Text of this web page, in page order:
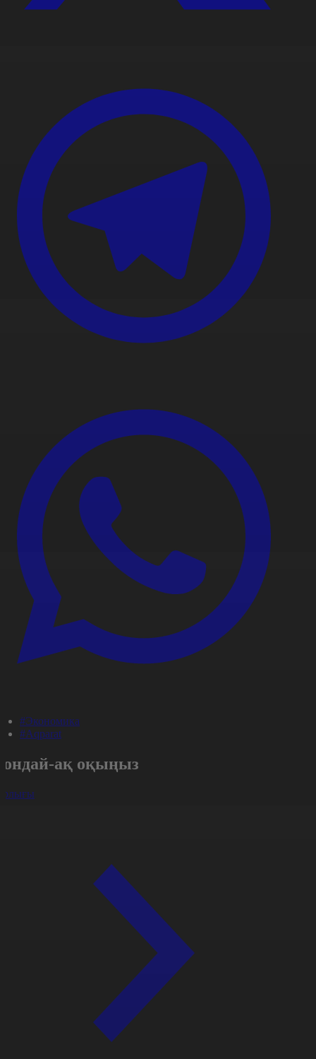
#Экономика
#Aqparat
ақ оқыңыз